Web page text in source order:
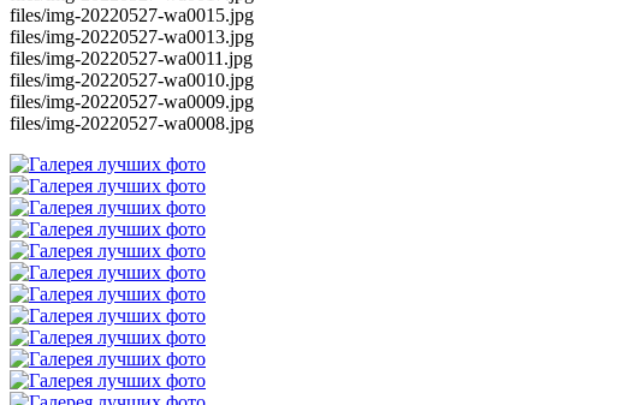
files/img-20220527-wa0015.jpg
files/img-20220527-wa0013.jpg
files/img-20220527-wa0011.jpg
files/img-20220527-wa0010.jpg
files/img-20220527-wa0009.jpg
files/img-20220527-wa0008.jpg